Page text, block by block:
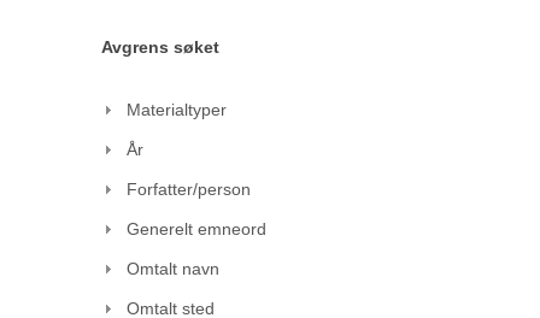
Avgrens søket
Materialtyper
År
Forfatter/person
Generelt emneord
Omtalt navn
Omtalt sted